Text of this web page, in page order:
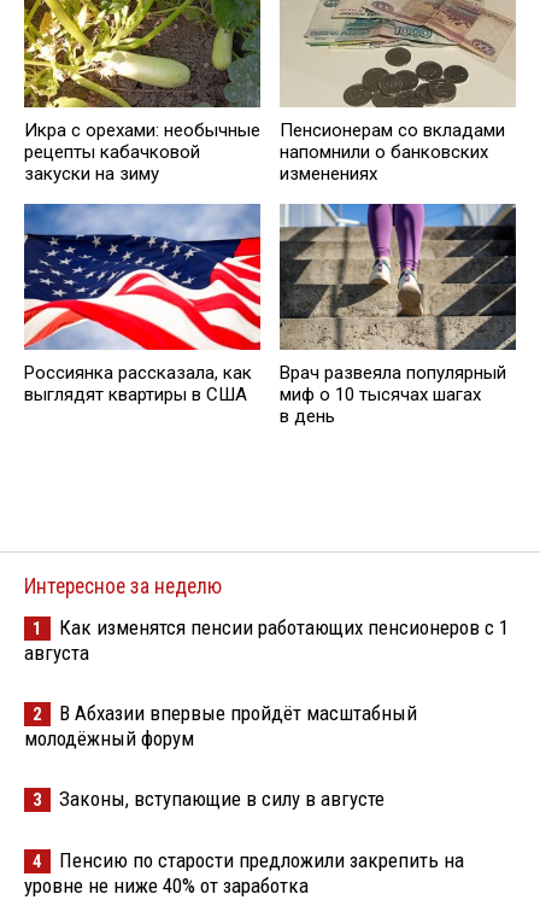
Икра с орехами: необычные
рецепты кабачковой
закуски на зиму
Пенсионерам со вкладами
напомнили о банковских
изменениях
Россиянка рассказала, как
выглядят квартиры в США
Врач развеяла популярный
миф о 10 тысячах шагах
в день
Интересное за неделю
1
Как изменятся пенсии работающих пенсионеров с 1
августа
2
В Абхазии впервые пройдёт масштабный
молодёжный форум
3 Законы, вступающие в силу в августе
4
Пенсию по старости предложили закрепить на
уровне не ниже 40% от заработка